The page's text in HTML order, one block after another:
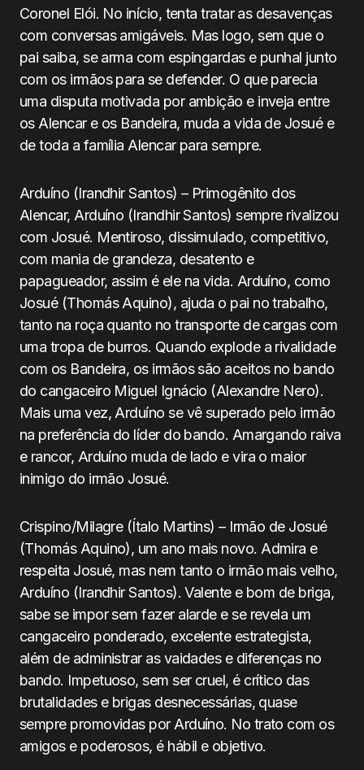
Coronel Elói. No início, tenta tratar as desavenças
com conversas amigáveis. Mas logo, sem que o
pai saiba, se arma com espingardas e punhal junto
com os irmãos para se defender. O que parecia
uma disputa motivada por ambição e inveja entre
os Alencar e os Bandeira, muda a vida de Josué e
de toda a família Alencar para sempre.
Arduíno (Irandhir Santos) – Primogênito dos
Alencar, Arduíno (Irandhir Santos) sempre rivalizou
com Josué. Mentiroso, dissimulado, competitivo,
com mania de grandeza, desatento e
papagueador, assim é ele na vida. Arduíno, como
Josué (Thomás Aquino), ajuda o pai no trabalho,
tanto na roça quanto no transporte de cargas com
uma tropa de burros. Quando explode a rivalidade
com os Bandeira, os irmãos são aceitos no bando
do cangaceiro Miguel Ignácio (Alexandre Nero).
Mais uma vez, Arduíno se vê superado pelo irmão
na preferência do líder do bando. Amargando raiva
e rancor, Arduíno muda de lado e vira o maior
inimigo do irmão Josué.
Crispino/Milagre (Ítalo Martins) – Irmão de Josué
(Thomás Aquino), um ano mais novo. Admira e
respeita Josué, mas nem tanto o irmão mais velho,
Arduíno (Irandhir Santos). Valente e bom de briga,
sabe se impor sem fazer alarde e se revela um
cangaceiro ponderado, excelente estrategista,
além de administrar as vaidades e diferenças no
bando. Impetuoso, sem ser cruel, é crítico das
brutalidades e brigas desnecessárias, quase
sempre promovidas por Arduíno. No trato com os
amigos e poderosos, é hábil e objetivo.